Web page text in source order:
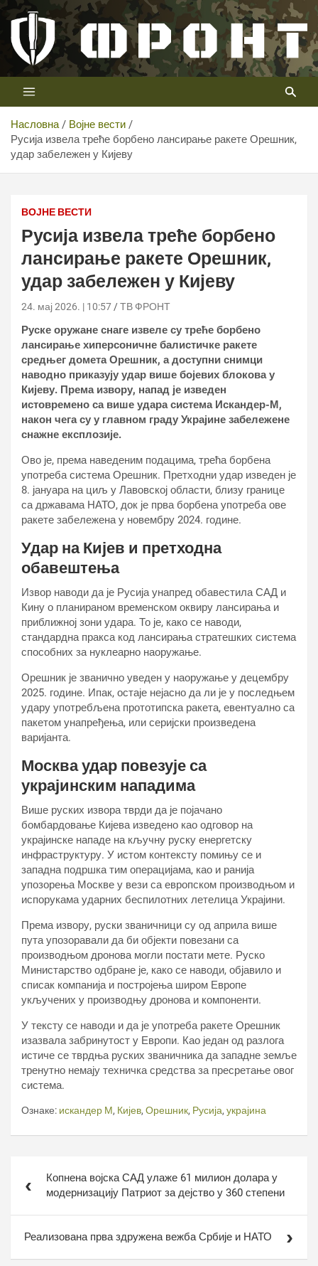
Скип
цонтент
Телевизија ФРОНТ
Први војни канал у Србији
Насловна
Војне вести
Русија извела треће борбено лансирање ракете Орешник,
удар забележен у Кијеву
ВОЈНЕ ВЕСТИ
Русија извела треће борбено
лансирање ракете Орешник,
удар забележен у Кијеву
24. мај 2026. | 10:57 ТВ ФРОНТ
Руске оружане снаге извеле су треће борбено
лансирање хиперсоничне балистичке ракете
средњег домета Орешник, а доступни снимци
наводно приказују удар више бојевих блокова у
Кијеву. Према извору, напад је изведен
истовремено са више удара система Искандер-М,
након чега су у главном граду Украјине забележене
снажне експлозије.
Ово је, према наведеним подацима, трећа борбена
употреба система Орешник. Претходни удар изведен је
8. јануара на циљ у Лавовској области, близу границе
са државама НАТО, док је прва борбена употреба ове
ракете забележена у новембру 2024. године.
Удар на Кијев и претходна
обавештења
Извор наводи да је Русија унапред обавестила САД и
Кину о планираном временском оквиру лансирања и
приближној зони удара. То је, како се наводи,
стандардна пракса код лансирања стратешких система
способних за нуклеарно наоружање.
Орешник је званично уведен у наоружање у децембру
2025. године. Ипак, остаје нејасно да ли је у последњем
удару употребљена прототипска ракета, евентуално са
пакетом унапређења, или серијски произведена
варијанта.
Москва удар повезује са
украјинским нападима
Више руских извора тврди да је појачано
бомбардовање Кијева изведено као одговор на
украјинске нападе на кључну руску енергетску
инфраструктуру. У истом контексту помињу се и
западна подршка тим операцијама, као и ранија
упозорења Москве у вези са европском производњом и
испорукама ударних беспилотних летелица Украјини.
Према извору, руски званичници су од априла више
пута упозоравали да би објекти повезани са
производњом дронова могли постати мете. Руско
Министарство одбране је, како се наводи, објавило и
списак компанија и постројења широм Европе
укључених у производњу дронова и компоненти.
У тексту се наводи и да је употреба ракете Орешник
изазвала забринутост у Европи. Као један од разлога
истиче се тврдња руских званичника да западне земље
тренутно немају техничка средства за пресретање овог
система.
Ознаке: искандер М, Кијев, Орешник, Русија, украјина
чланкаКопнена војска САД улаже 61 милион долара у
модернизацију Патриот за дејство у 360 степени
Реализована прва здружена вежба Србије и НАТО